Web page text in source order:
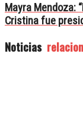
Mayra Mendoza:
Cristina fue
Noticias